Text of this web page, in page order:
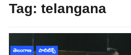
Tag: telangana
తెలంగాణ పాలిటిక్స్